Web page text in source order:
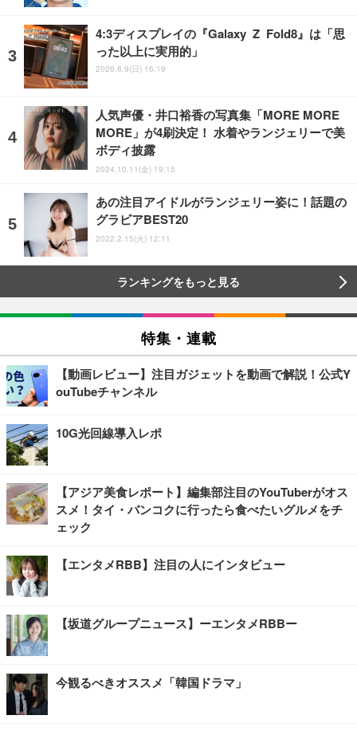
4:3ディスプレイの『Galaxy Z Fold8』は「思
った以上に実用的」
2026.8.9(日) 16:19
人気声優・井口裕香の写真集「MORE MORE
MORE」が4刷決定！ 水着やランジェリーで美
ボディ披露
2024.10.11(金) 19:15
あの注目アイドルがランジェリー姿に！話題の
グラビアBEST20
2022.2.15(火) 12:11
ランキングをもっと見る
特集・連載
【動画レビュー】注目ガジェットを動画で解説！公式Y
ouTubeチャンネル
10G光回線導入レポ
【アジア美食レポート】編集部注目のYouTuberがオス
スメ！タイ・バンコクに行ったら食べたいグルメをチ
ェック
【エンタメRBB】注目の人にインタビュー
【坂道グループニュース】ーエンタメRBBー
今観るべきオススメ「韓国ドラマ」